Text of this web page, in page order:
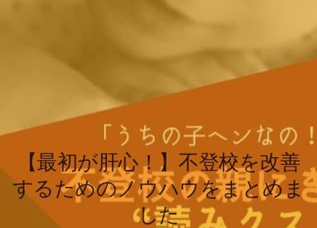
【最初が肝心！】不登校を改善
するためのノウハウをまとめま
した